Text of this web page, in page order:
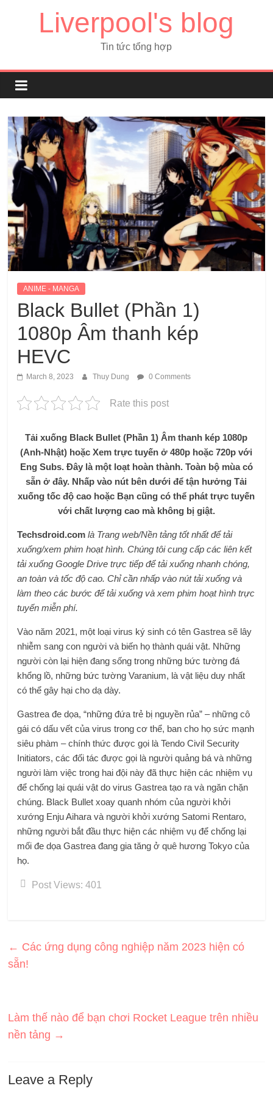
Liverpool's blog
Tin tức tổng hợp
ANIME - MANGA
Black Bullet (Phần 1)
1080p Âm thanh kép
HEVC
March 8, 2023 Thuy Dung 0 Comments
Rate this post
Tải xuống Black Bullet (Phần 1) Âm thanh kép 1080p
(Anh-Nhật) hoặc Xem trực tuyến ở 480p hoặc 720p với
Eng Subs. Đây là một loạt hoàn thành. Toàn bộ mùa có
sẵn ở đây. Nhấp vào nút bên dưới để tận hưởng Tải
xuống tốc độ cao hoặc Bạn cũng có thể phát trực tuyến
với chất lượng cao mà không bị giật.
Techsdroid.com là Trang web/Nền tảng tốt nhất để tải
xuống/xem phim hoạt hình. Chúng tôi cung cấp các liên kết
tải xuống Google Drive trực tiếp để tải xuống nhanh chóng,
an toàn và tốc độ cao. Chỉ cần nhấp vào nút tải xuống và
làm theo các bước để tải xuống và xem phim hoạt hình trực
tuyến miễn phí.
Vào năm 2021, một loại virus ký sinh có tên Gastrea sẽ lây
nhiễm sang con người và biến họ thành quái vật. Những
người còn lại hiện đang sống trong những bức tường đá
khổng lồ, những bức tường Varanium, là vật liệu duy nhất
có thể gây hại cho dạ dày.
Gastrea đe dọa, “những đứa trẻ bị nguyền rủa” – những cô
gái có dấu vết của virus trong cơ thể, ban cho họ sức mạnh
siêu phàm – chính thức được gọi là Tendo Civil Security
Initiators, các đối tác được gọi là người quảng bá và những
người làm việc trong hai đội này đã thực hiện các nhiệm vụ
để chống lại quái vật do virus Gastrea tạo ra và ngăn chặn
chúng. Black Bullet xoay quanh nhóm của người khởi
xướng Enju Aihara và người khởi xướng Satomi Rentaro,
những người bắt đầu thực hiện các nhiệm vụ để chống lại
mối đe dọa Gastrea đang gia tăng ở quê hương Tokyo của
họ.
Post Views: 401
← Các ứng dụng công nghiệp năm 2023 hiện có
sẵn!
Làm thế nào để bạn chơi Rocket League trên nhiều
nền tảng →
Leave a Reply